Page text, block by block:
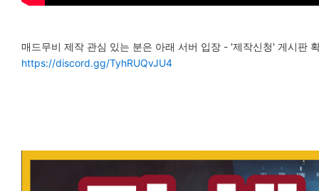
매드무비 제작 관심 있는 분은 아래 서버 입장 - '제작신청' 게시판
https://discord.gg/TyhRUQvJU4